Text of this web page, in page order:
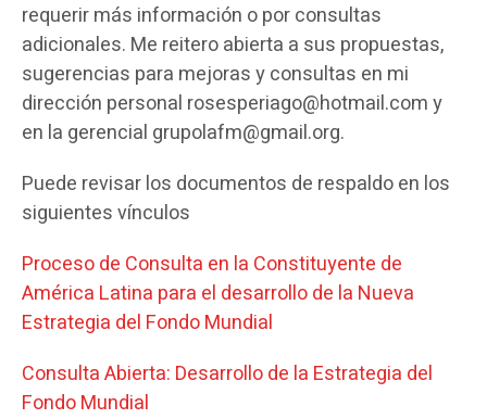
requerir más información o por consultas
adicionales. Me reitero abierta a sus propuestas,
sugerencias para mejoras y consultas en mi
dirección personal rosesperiago@hotmail.com y
en la gerencial grupolafm@gmail.org.
Puede revisar los documentos de respaldo en los
siguientes vínculos
Proceso de Consulta en la Constituyente de
América Latina para el desarrollo de la Nueva
Estrategia del Fondo Mundial
Consulta Abierta: Desarrollo de la Estrategia del
Fondo Mundial